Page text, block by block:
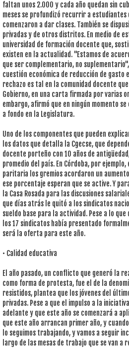
faltan unos 2.000 y cada año quedan sin
meses se profundizó recurrir a estudiantes
comenzaron a dar clases. También se
privadas y de otros distritos. En medio de
universidad de formación docente que,
existen en la actualidad. "Estamos de
que ser complementario, no
cuestión económica de reducción de gasto
rechazo es tal en la comunidad docente
Gobierno, en una carta firmada por varias
embargo, afirmó que en ningún momento
a fondo en la Legislatura.
Uno de los componentes que pueden
los datos que detalla la Cgecse, que
docente porteño con 10 años de
promedio del país. En Córdoba, por
paritaria los gremios acordaron un
ese porcentaje esperan que se active. Y
la Casa Rosada para las discusiones
que días atrás le quitó a los sindicatos
sueldo base para la actividad. Pese a lo
los 17 sindicatos había presentado
será la oferta para este año.
• Calidad educativa
El año pasado, un conflicto que generó la
como forma de protesta, fue el de la
resistidos, plantea que los jóvenes del
privadas. Pese a que el impulso a la
adelante y que este año se comenzará a
que este año arrancan primer año, y
lo seguimos trabajando, y vamos a seguir
largo de las mesas de trabajo que se van